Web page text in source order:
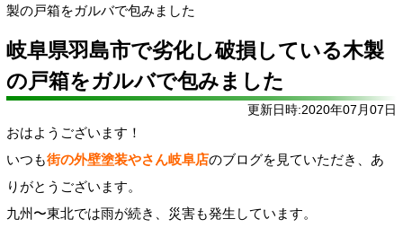
製の戸箱をガルバで包みました
岐阜県羽島市で劣化し破損している木製
の戸箱をガルバで包みました
更新日時:2020年07月07日
おはようございます！
いつも街の外壁塗装やさん岐阜店のブログを見ていただき、あ
りがとうございます。
九州〜東北では雨が続き、災害も発生しています。